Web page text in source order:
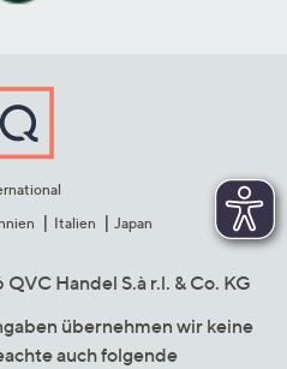
Italien Japan
Handel S.à r.l. & Co. KG
übernehmen wir keine
auch folgende